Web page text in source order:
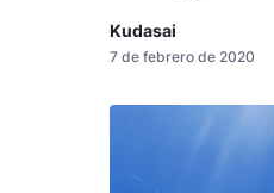
Kudasai
7 de febrero de 2020